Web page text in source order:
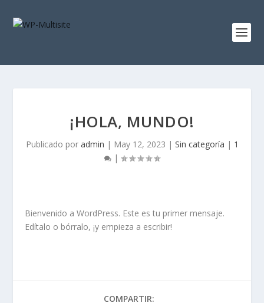
¡HOLA, MUNDO!
Publicado por admin | May 12, 2023 | Sin categoría | 1
|
Bienvenido a WordPress. Este es tu primer mensaje.
Edítalo o bórralo, ¡y empieza a escribir!
COMPARTIR: